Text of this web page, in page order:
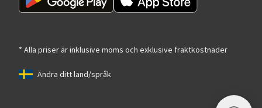
* Alla priser är inklusive moms och exklusive fraktkostnader
Ändra ditt land/språk